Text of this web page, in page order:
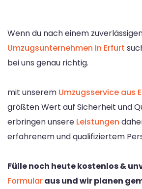
Wenn du nach einem
Umzugsunternehmen in Erfurt
bei uns genau richtig.
mit unserem Umzugsservice aus
größten Wert auf Sicherheit und
erbringen unsere Leistungen
erfahrenem und qualifiziertem
Fülle noch heute kostenlos &
Formularaus und wir planen